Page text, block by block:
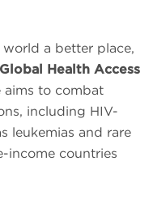
a better place,
Global Health Access
aims to combat
including HIV-
leukemias and rare
income countries